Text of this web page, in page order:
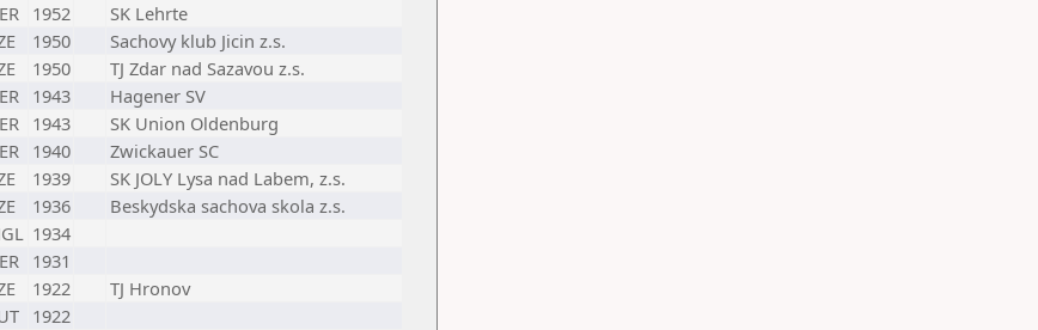
1952
SK Lehrte
1950
Sachovy klub Jicin z.s.
1950
TJ Zdar nad Sazavou z.s.
1943
Hagener SV
1943
SK Union Oldenburg
1940
Zwickauer SC
1939
SK JOLY Lysa nad Labem, z.s.
1936
Beskydska sachova skola z.s.
1934
1931
1922
TJ Hronov
1922